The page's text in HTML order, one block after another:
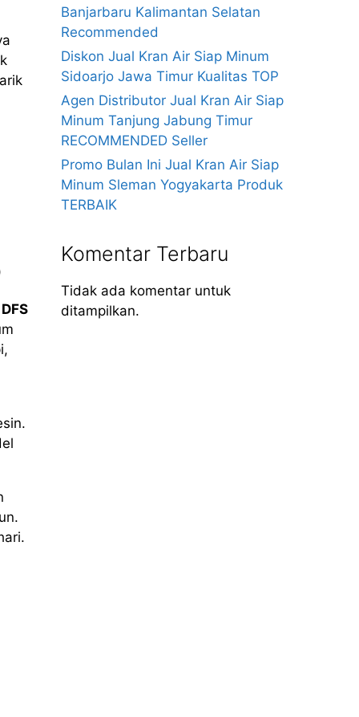
DFS
Banjarbaru Kalimantan Selatan
Recommended
Diskon Jual Kran Air Siap Minum
Sidoarjo Jawa Timur Kualitas TOP
Agen Distributor Jual Kran Air Siap
Minum Tanjung Jabung Timur
RECOMMENDED Seller
Promo Bulan Ini Jual Kran Air Siap
Minum Sleman Yogyakarta Produk
TERBAIK
Komentar Terbaru
Tidak ada komentar untuk
ditampilkan.